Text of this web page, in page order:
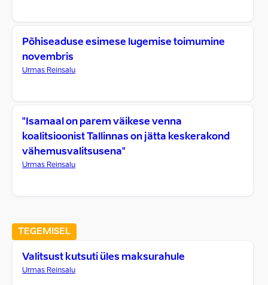
Põhiseaduse esimese lugemise toimumine
novembris
Urmas Reinsalu
"Isamaal on parem väikese venna
koalitsioonist Tallinnas on jätta keskerakond
vähemusvalitsusena"
Urmas Reinsalu
TEGEMISEL
Valitsust kutsuti üles maksurahule
Urmas Reinsalu